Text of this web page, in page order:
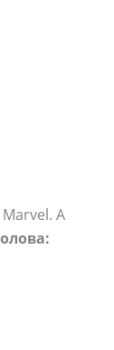
Marvel. А